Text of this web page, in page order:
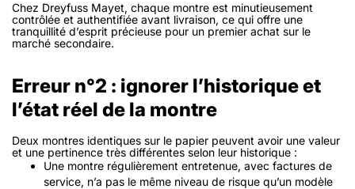
Chez Dreyfuss Mayet, chaque montre est minutieusement
contrôlée et authentifiée avant livraison, ce qui offre une
tranquillité d’esprit précieuse pour un premier achat sur le
marché secondaire.
Erreur n°2 : ignorer l’historique et
l’état réel de la montre
Deux montres identiques sur le papier peuvent avoir une valeur
et une pertinence très différentes selon leur historique :
Une montre régulièrement entretenue, avec factures de
service, n’a pas le même niveau de risque qu’un modèle